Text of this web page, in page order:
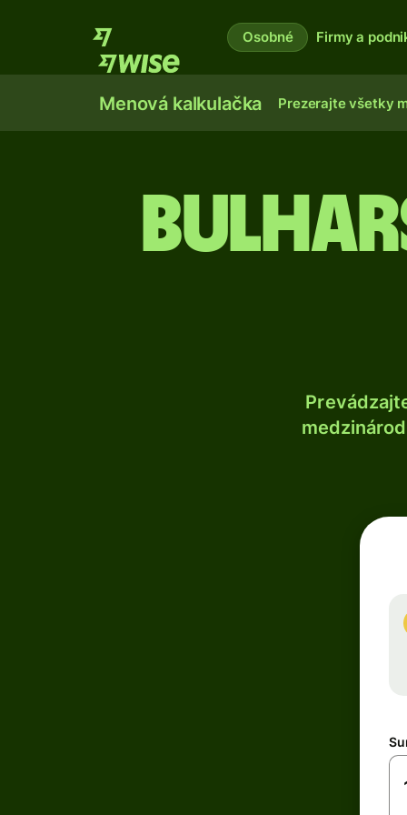
Osobné Firmy a
Menová kalkulačka Prezerajte všetky